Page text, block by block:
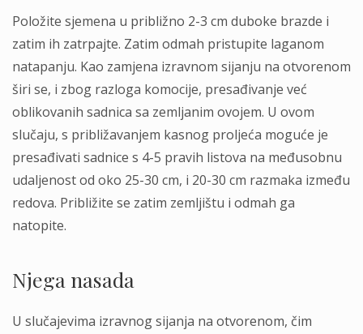
Položite sjemena u približno 2-3 cm duboke brazde i
zatim ih zatrpajte. Zatim odmah pristupite laganom
natapanju. Kao zamjena izravnom sijanju na otvorenom
širi se, i zbog razloga komocije, presađivanje već
oblikovanih sadnica sa zemljanim ovojem. U ovom
slučaju, s približavanjem kasnog proljeća moguće je
presađivati sadnice s 4-5 pravih listova na međusobnu
udaljenost od oko 25-30 cm, i 20-30 cm razmaka između
redova. Približite se zatim zemljištu i odmah ga
natopite.
Njega nasada
U slučajevima izravnog sijanja na otvorenom, čim